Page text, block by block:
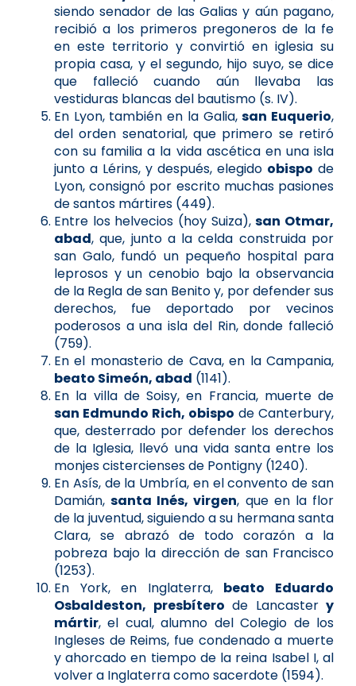
siendo senador de las Galias y aún pagano,
recibió a los primeros pregoneros de la fe
en este territorio y convirtió en iglesia su
propia casa, y el segundo, hijo suyo, se dice
que falleció cuando aún llevaba las
vestiduras blancas del bautismo (s. IV).
En Lyon, también en la Galia,san Euquerio,
del orden senatorial, que primero se retiró
con su familia a la vida ascética en una isla
junto a Lérins, y después, elegido obispo de
Lyon, consignó por escrito muchas pasiones
de santos mártires (449).
Entre los helvecios (hoy Suiza),san Otmar,
abad, que, junto a la celda construida por
san Galo, fundó un pequeño hospital para
leprosos y un cenobio bajo la observancia
de la Regla de san Benito y, por defender sus
derechos, fue deportado por vecinos
poderosos a una isla del Rin, donde falleció
(759).
En el monasterio de Cava, en la Campania,
beato Simeón, abad (1141).
En la villa de Soisy, en Francia, muerte de
san Edmundo Rich, obispo de Canterbury,
que, desterrado por defender los derechos
de la Iglesia, llevó una vida santa entre los
monjes cistercienses de Pontigny (1240).
En Asís, de la Umbría, en el convento de san
Damián,santa Inés, virgen, que en la flor
de la juventud, siguiendo a su hermana santa
Clara, se abrazó de todo corazón a la
pobreza bajo la dirección de san Francisco
(1253).
En York, en Inglaterra, beato Eduardo
Osbaldeston, presbítero de Lancaster y
mártir, el cual, alumno del Colegio de los
Ingleses de Reims, fue condenado a muerte
y ahorcado en tiempo de la reina Isabel I, al
volver a Inglaterra como sacerdote (1594).